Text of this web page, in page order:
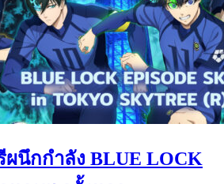
ผนึกกำลัง BLUE LOCK